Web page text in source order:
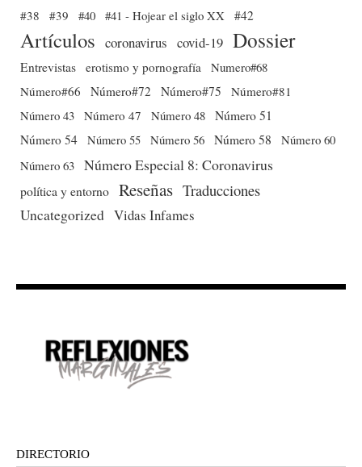
#38
#39 #40 #41 - Hojear el siglo XX #42
Artículos coronavirus covid-19 Dossier
Entrevistas erotismo y pornografía
Numero#68
Número#66
Número#72 Número#75
Número#81
Número 43 Número 47 Número 48 Número 51
Número 54 Número 55 Número 56 Número 58
Número 60
Número 63 Número Especial 8: Coronavirus
política y entorno Reseñas Traducciones
Uncategorized Vidas Infames
DIRECTORIO